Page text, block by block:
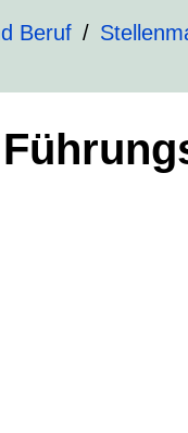
Beruf